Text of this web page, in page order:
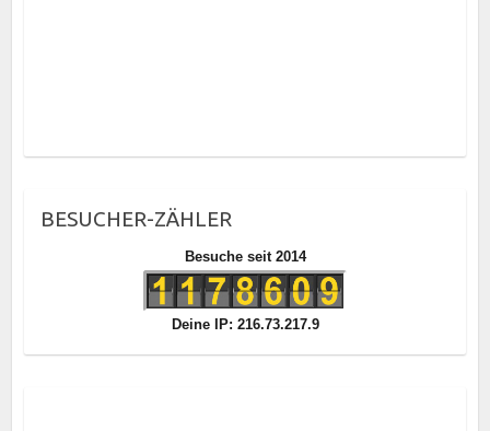
BESUCHER-ZÄHLER
Besuche seit 2014
Deine IP: 216.73.217.9